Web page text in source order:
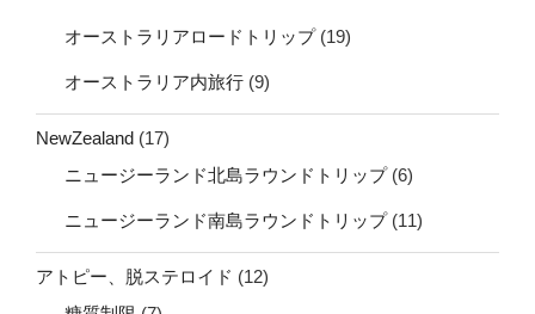
オーストラリアロードトリップ(19)
オーストラリア内旅行 (9)
NewZealand (17)
ニュージーランド北島ラウンドトリップ(6)
ニュージーランド南島ラウンドトリップ(11)
アトピー、脱ステロイド (12)